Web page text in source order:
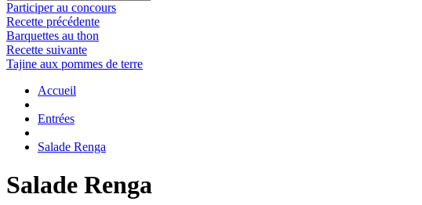
Participer au concours
Recette précédente
Barquettes au thon
Recette suivante
Tajine aux pommes de terre
Accueil
Entrées
Salade Renga
Salade Renga